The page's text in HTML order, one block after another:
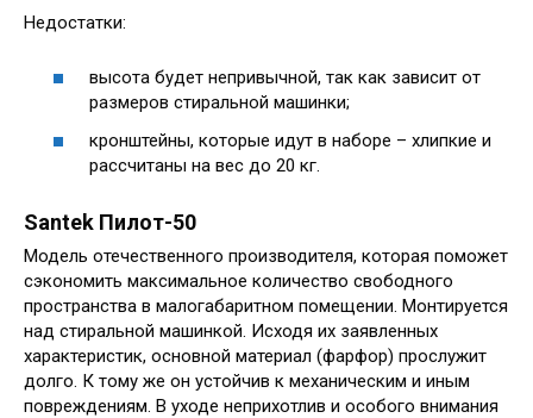
Недостатки:
высота будет непривычной, так как зависит от
размеров стиральной машинки;
кронштейны, которые идут в наборе – хлипкие и
рассчитаны на вес до 20 кг.
Santek Пилот-50
Модель отечественного производителя, которая поможет
сэкономить максимальное количество свободного
пространства в малогабаритном помещении. Монтируется
над стиральной машинкой. Исходя их заявленных
характеристик, основной материал (фарфор) прослужит
долго. К тому же он устойчив к механическим и иным
повреждениям. В уходе неприхотлив и особого внимания